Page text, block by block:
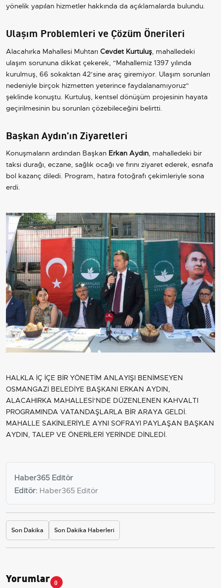
yönelik yapılan hizmetler hakkında da açıklamalarda bulundu.
Ulaşım Problemleri ve Çözüm Önerileri
Alacahırka Mahallesi Muhtarı Cevdet Kurtuluş, mahalledeki
ulaşım sorununa dikkat çekerek, "Mahallemiz 1397 yılında
kurulmuş, 66 sokaktan 42’sine araç giremiyor. Ulaşım sorunları
nedeniyle birçok hizmetten yeterince faydalanamıyoruz"
şeklinde konuştu. Kurtuluş, kentsel dönüşüm projesinin hayata
geçirilmesinin bu sorunları çözebileceğini belirtti.
Başkan Aydın'ın Ziyaretleri
Konuşmaların ardından Başkan Erkan Aydın, mahalledeki bir
taksi durağı, eczane, sağlık ocağı ve fırını ziyaret ederek, esnafa
bol kazanç diledi. Program, hatıra fotoğrafı çekimleriyle sona
erdi.
HALKLA İÇ İÇE BİR YÖNETİM ANLAYIŞI BENİMSEYEN
OSMANGAZİ BELEDİYE BAŞKANI ERKAN AYDIN,
ALACAHIRKA MAHALLESİ’NDE DÜZENLENEN KAHVALTI
PROGRAMINDA VATANDAŞLARLA BİR ARAYA GELDİ.
MAHALLE SAKİNLERİYLE AYNI SOFRAYI PAYLAŞAN BAŞKAN
AYDIN, TALEP VE ÖNERİLERİ YERİNDE DİNLEDİ.
Haber365 Editör
Editör: Haber365 Editör
Son Dakika Son Dakika Haberleri
Yorumlar 0